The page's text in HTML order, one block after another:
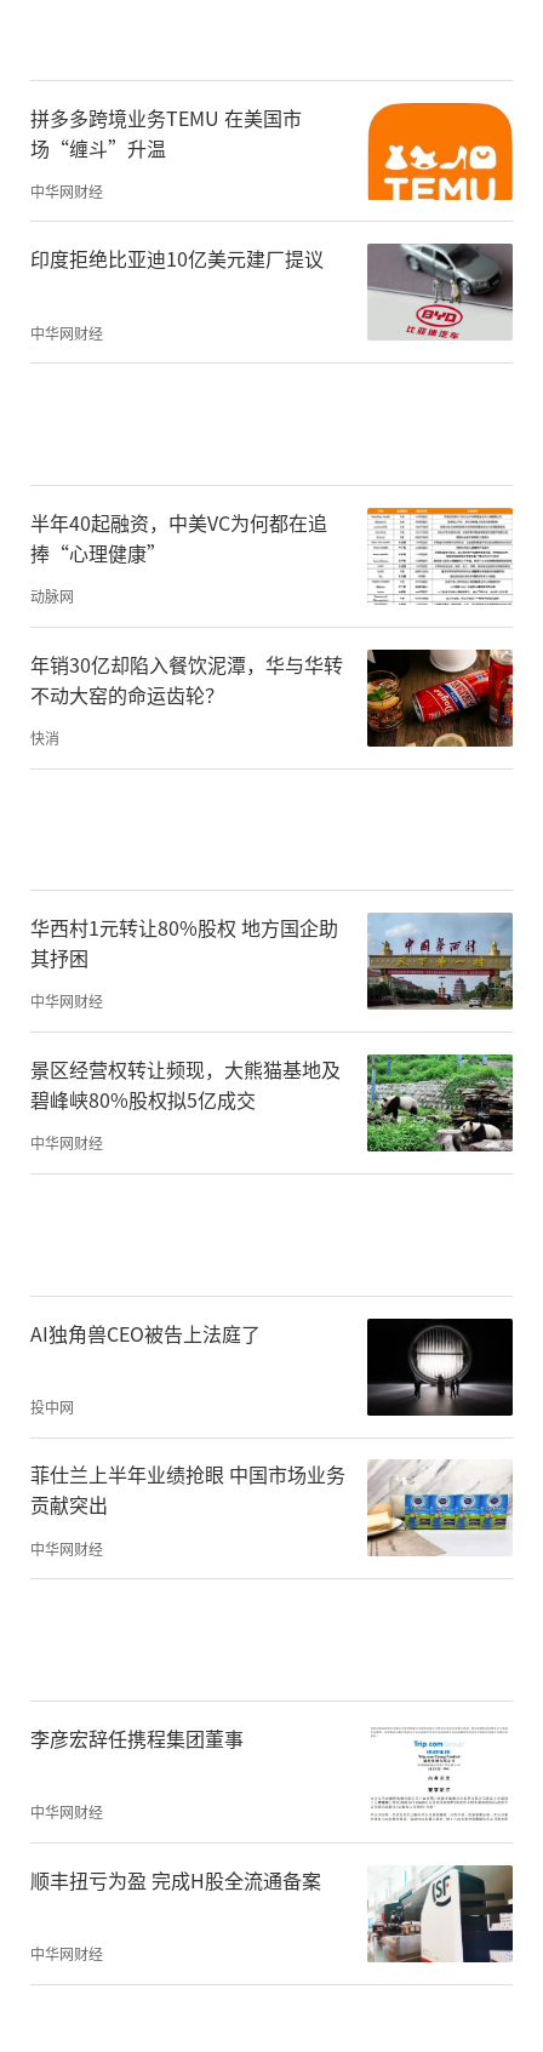
机，最终演变为一场席卷全球的经济危机。
权益型庞氏骗局的所谓“权益”是完全不关
联任何实际资产和生产劳动的，因此它不具
备任何实际价值，可以认为它与现实社会的
距离是无限远的，这也就意味着它的风险接
近于无限大。
权益型庞氏骗局十分吻合。
一、权益性。所有虚拟货币项目都会以挖矿
或者发行的方式，将毫无实际价值的币产生
出来，并通过冠以“共识价值”“共治价
值”等一系列完全与现实世界无关的名目，
强行赋予其一个基于法定货币定价的权益。
容忍一种无法交易的虚拟货币存在。经过多
年发展，虚拟货币已经拥有众多二级交易市
场，只是很多时候这些交易市场并不如人们
最初所想象的那样公开、透明、公平，而是
充满了内幕交易、暗箱操作和安全漏洞。
三、无价值性。无论是对比传统意义上由金
生产劳动的社会价值。它的价格支撑完全依
赖于两个决定性因素：当前参与者的信心，
以及后续新参与者的数量。
而这又与庞氏骗局的基本运转模式完全一致
——所有的庞氏骗局都必须要有源源不绝的新
投资者加入，以新养旧、稳旧拉新，才能让
第一重要的是玩法，第二重要的是世界观，
第三才是技术。”对于庞氏骗局来说，第一
重要的是拉新，第二重要的是拉新，第三重
要的还是拉新。这也是为什么，所有虚拟货
币项目的运营完全是基于市场营销开展的，
技术投入几乎可以忽略不计。
所以马斯克能对狗狗币翻手为云，覆手为
拼多多跨境业务TEMU 在美国市
场“缠斗”升温
中华网财经
印度拒绝比亚迪10亿美元建厂提议
中华网财经
半年40起融资，中美VC为何都在追
捧“心理健康”
动脉网
年销30亿却陷入餐饮泥潭，华与华转
不动大窑的命运齿轮？
快消
华西村1元转让80%股权 地方国企助
其抒困
中华网财经
景区经营权转让频现，大熊猫基地及
碧峰峡80%股权拟5亿成交
中华网财经
AI独角兽CEO被告上法庭了
投中网
菲仕兰上半年业绩抢眼 中国市场业务
贡献突出
中华网财经
李彦宏辞任携程集团董事
中华网财经
顺丰扭亏为盈 完成H股全流通备案
中华网财经